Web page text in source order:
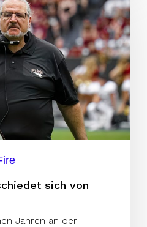
sich von
Jahren an der